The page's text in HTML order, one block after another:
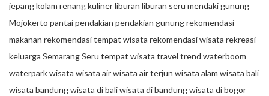
jepangkolam renangkulinerliburan liburan seru mendaki gunung
Mojokerto pantaipendakian pendakian gunungrekomendasi
makanan rekomendasi tempat wisata rekomendasi wisata rekreasi
keluarga SemarangSeru tempat wisata travel trend waterboom
waterparkwisata wisata airwisata air terjun wisata alam wisata bali
wisata bandungwisata di baliwisata di bandungwisata di bogor